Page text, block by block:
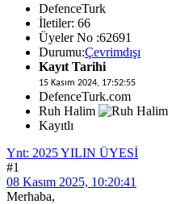
DefenceTurk
İletiler: 66
Üyeler No :62691
Durumu:Çevrimdışı
Kayıt Tarihi
15 Kasım 2024, 17:52:55
DefenceTurk.com
Ruh Halim
Kayıtlı
Ynt: 2025 YILIN ÜYESİ
#1
08 Kasım 2025, 10:20:41
Merhaba,